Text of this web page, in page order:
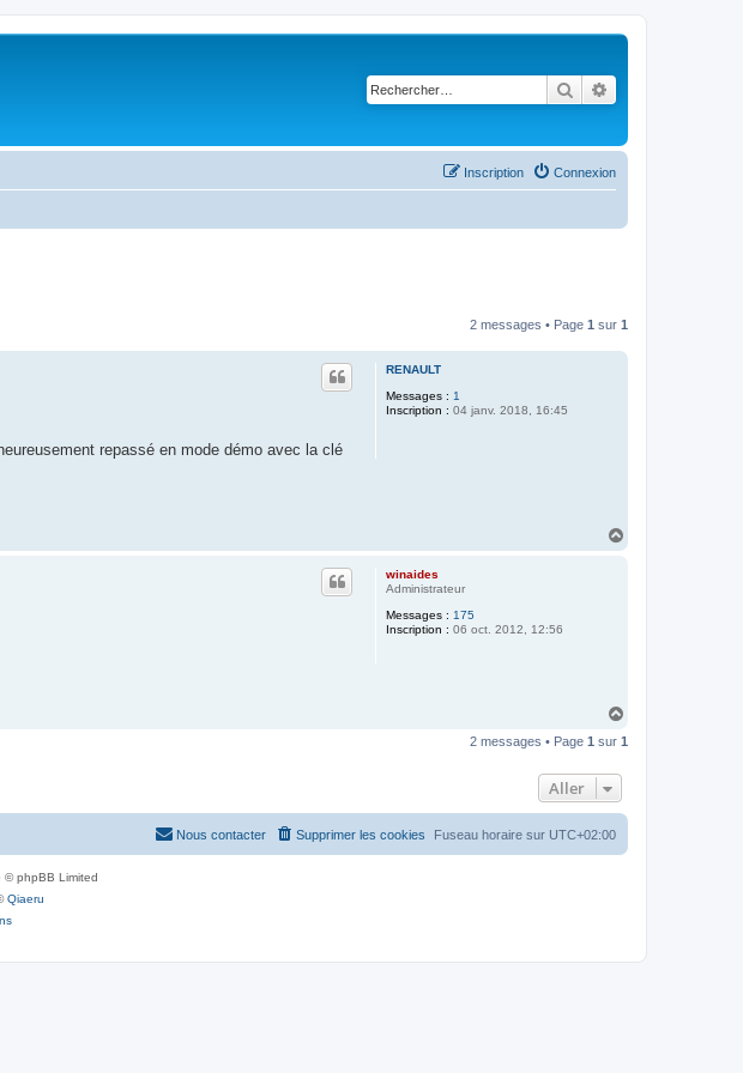
Rechercher
Connexion
Inscription
2 messages • Page 1 sur 1
RENAULT
Messages : 1
Inscription : 04 janv. 2018, 16:45
repassé en mode démo avec la clé
winaides
Administrateur
Messages : 175
Inscription : 06 oct. 2012, 12:56
u
2 messages • Page 1 sur 1
Aller
Fuseau horaire sur UTC+02:00
Supprimer les cookies
Nous contacter
© phpBB Limited
Qiaeru